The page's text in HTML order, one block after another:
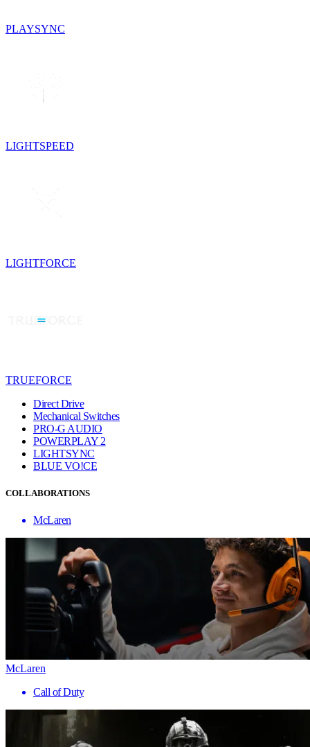
PLAYSYNC
LIGHTSPEED
LIGHTFORCE
TRUEFORCE
Direct Drive
Mechanical Switches
PRO-G AUDIO
POWERPLAY 2
LIGHTSYNC
BLUE VO!CE
COLLABORATIONS
McLaren
McLaren
Call of Duty